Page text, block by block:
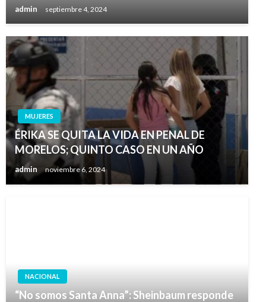
admin septiembre 4, 2024
MUJERES
ÉRIKA SE QUITA LA VIDA EN PENAL DE
MORELOS; QUINTO CASO EN UN AÑO
admin noviembre 6, 2024
NACIONAL
“No somos Santa Anna”: Sheinbaum responde